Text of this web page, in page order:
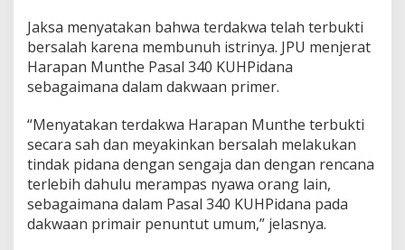
Jaksa menyatakan bahwa terdakwa telah terbukti
bersalah karena membunuh istrinya. JPU menjerat
Harapan Munthe Pasal 340 KUHPidana
sebagaimana dalam dakwaan primer.
“Menyatakan terdakwa Harapan Munthe terbukti
secara sah dan meyakinkan bersalah melakukan
tindak pidana dengan sengaja dan dengan rencana
terlebih dahulu merampas nyawa orang lain,
sebagaimana dalam Pasal 340 KUHPidana pada
dakwaan primair penuntut umum,” jelasnya.